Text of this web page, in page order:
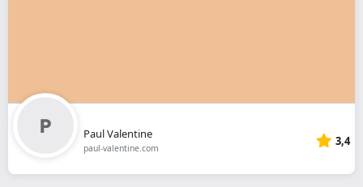
Paul Valentine
paul-valentine.com 3,4